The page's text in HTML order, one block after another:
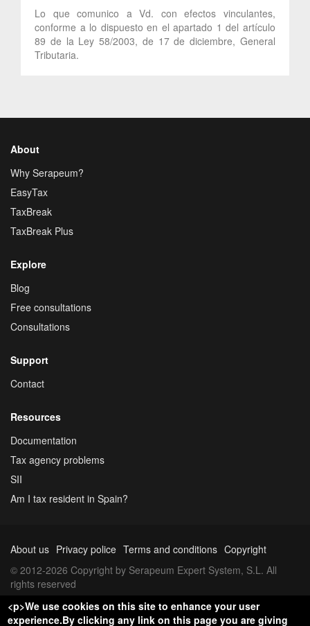
Lo que comunico a Vd. con efectos vinculantes,
conforme a lo dispuesto en el apartado 1 del artículo
89 de la Ley 58/2003, de 17 de diciembre, General
Tributaria.
About
Why Serapeum?
EasyTax
TaxBreak
TaxBreak Plus
Explore
Blog
Free consultations
Consultations
Support
Contact
Resources
Documentation
Tax agency problems
SII
Am I tax resident in Spain?
About us Privacy police Terms and conditions Copyright
© 2012-2026 Copyright by Serapeum Expert System, S.L. All
rights reserved
<p>We use cookies on this site to enhance your user
experience.By clicking any link on this page you are giving